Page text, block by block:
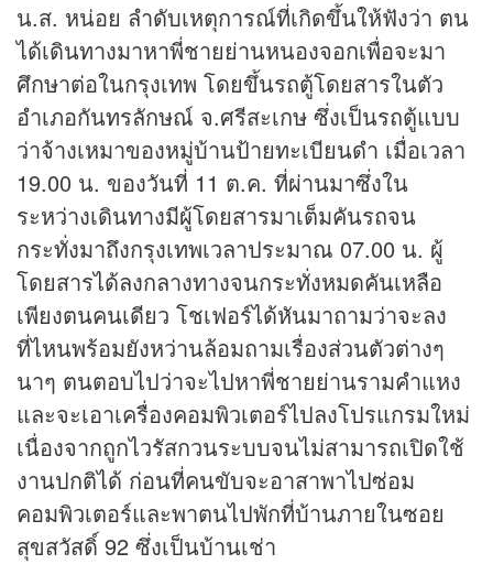
น.ส. หน่อย ลำดับเหตุการณ์ที่เกิดขึ้นให้ฟังว่า ตน
ได้เดินทางมาหาพี่ชายย่านหนองจอกเพื่อจะมา
ศึกษาต่อในกรุงเทพ โดยขึ้นรถตู้โดยสารในตัว
อำเภอกันทรลักษณ์ จ.ศรีสะเกษ ซึ่งเป็นรถตู้แบบ
ว่าจ้างเหมาของหมู่บ้านป้ายทะเบียนดำ เมื่อเวลา
19.00 น. ของวันที่ 11 ต.ค. ที่ผ่านมาซึ่งใน
ระหว่างเดินทางมีผู้โดยสารมาเต็มคันรถจน
กระทั่งมาถึงกรุงเทพเวลาประมาณ 07.00 น. ผู้
โดยสารได้ลงกลางทางจนกระทั่งหมดคันเหลือ
เพียงตนคนเดียว โชเฟอร์ได้หันมาถามว่าจะลง
ที่ไหนพร้อมยังหว่านล้อมถามเรื่องส่วนตัวต่างๆ
นาๆ ตนตอบไปว่าจะไปหาพี่ชายย่านรามคำแหง
และจะเอาเครื่องคอมพิวเตอร์ไปลงโปรแกรมใหม่
เนื่องจากถูกไวรัสกวนระบบจนไม่สามารถเปิดใช้
งานปกติได้ ก่อนที่คนขับจะอาสาพาไปซ่อม
คอมพิวเตอร์และพาตนไปพักที่บ้านภายในซอย
สุขสวัสดิ์ 92 ซึ่งเป็นบ้านเช่า